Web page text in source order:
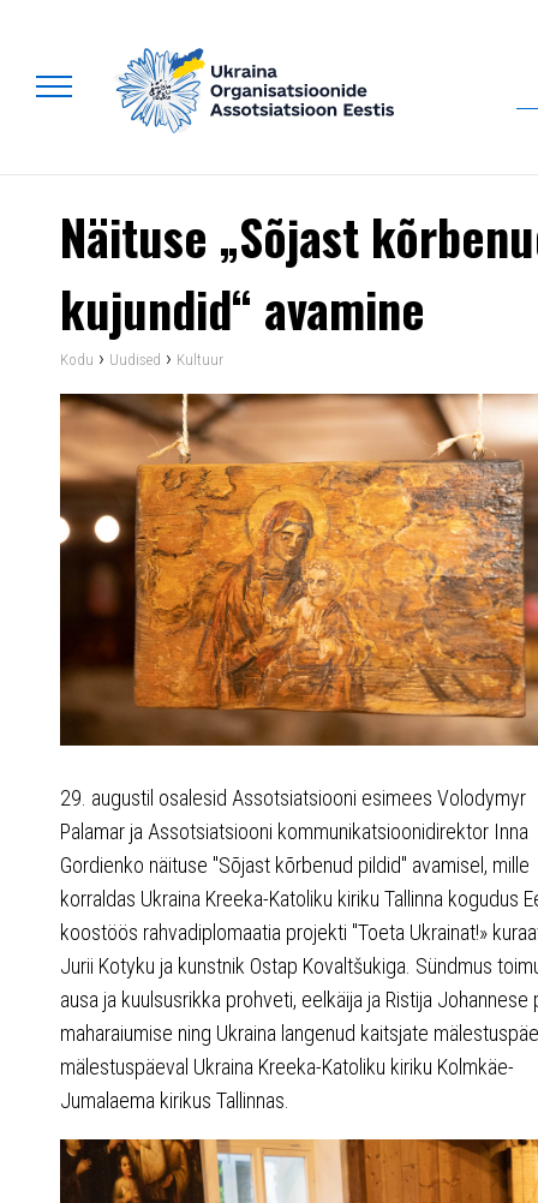
Näituse „Sõjast
kujundid“ avamine
Kodu › Uudised › Kultuur
29. augustil osalesid Assotsiatsiooni esimees Volodymyr
Palamar ja Assotsiatsiooni kommunikatsioonidirektor Inna
Gordienko näituse "Sõjast kõrbenud pildid" avamisel, mille
korraldas Ukraina Kreeka-Katoliku kiriku Tallinna kogudus
koostöös rahvadiplomaatia projekti "Toeta Ukrainat!»
Jurii Kotyku ja kunstnik Ostap Kovaltšukiga. Sündmus
ausa ja kuulsusrikka prohveti, eelkäija ja Ristija Johannese
maharaiumise ning Ukraina langenud kaitsjate
mälestuspäeval Ukraina Kreeka-Katoliku kiriku Kolmkäe-
Jumalaema kirikus Tallinnas.